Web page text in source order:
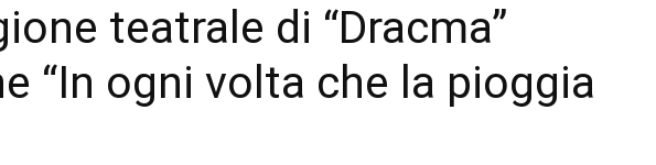
teatrale di “Dracma”
“In ogni volta che la pioggia